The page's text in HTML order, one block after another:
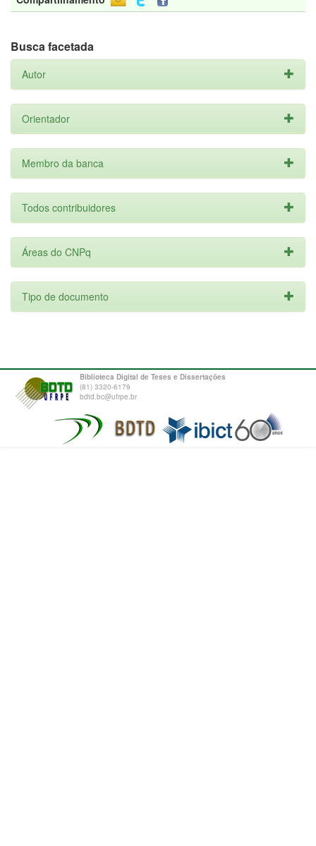
Busca facetada
Autor
Orientador
Membro da banca
Todos contribuidores
Áreas do CNPq
Tipo de documento
Biblioteca Digital de Teses e Dissertações
(81) 3320-6179
bdtd.bc@ufrpe.br